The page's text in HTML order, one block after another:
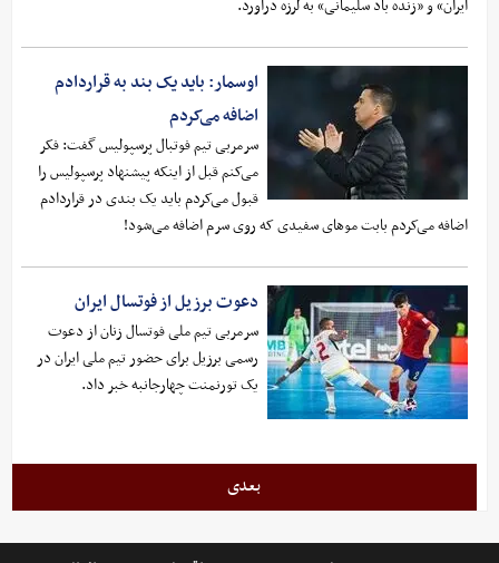
ایران» و «زنده باد سلیمانی» به لرزه درآورد.
اوسمار: باید یک بند به قراردادم
اضافه می‌کردم
سرمربی تیم فوتبال پرسپولیس گفت: فکر
می‌کنم قبل از اینکه پیشنهاد پرسپولیس را
قبول می‌کردم باید یک بندی در قراردادم
اضافه می‌کردم بابت موهای سفیدی که روی سرم اضافه می‌شود!
دعوت برزیل از فوتسال ایران
سرمربی تیم ملی فوتسال زنان از دعوت
رسمی برزیل برای حضور تیم ملی ایران در
یک تورنمنت چهارجانبه خبر داد.
بعدی